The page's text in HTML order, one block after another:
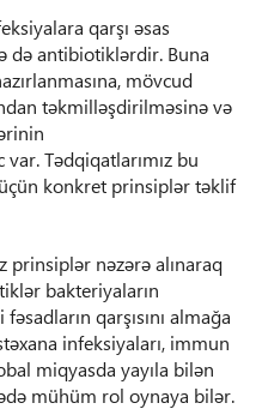
qarşı əsas
də antibiotiklərdir. Buna
mövcud
təkmilləşdirilməsinə və
Tədqiqatlarımız bu
konkret prinsiplər təklif
nəzərə alınaraq
bakteriyaların
qarşısını almağa
infeksiyaları, immun
miqyasda yayıla bilən
mühüm rol oynaya bilər.